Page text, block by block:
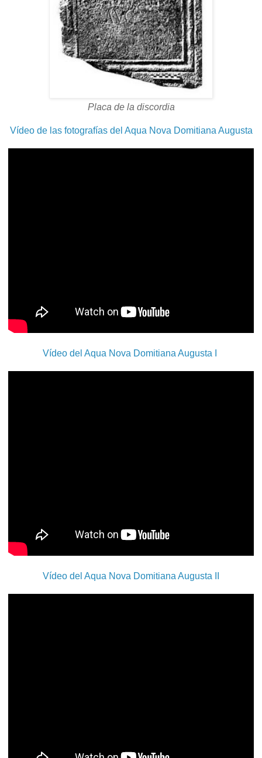
Placa de la discordia
Vídeo de las fotografías del Aqua Nova Domitiana Augusta
Vídeo del Aqua Nova Domitiana Augusta I
Vídeo del Aqua Nova Domitiana Augusta II